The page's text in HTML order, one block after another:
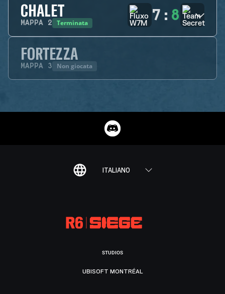
CHALET
MAPPA 2 Terminata 7 : 8
FORTEZZA
MAPPA 3 Non giocata
ITALIANO
STUDIOS
UBISOFT MONTRÉAL